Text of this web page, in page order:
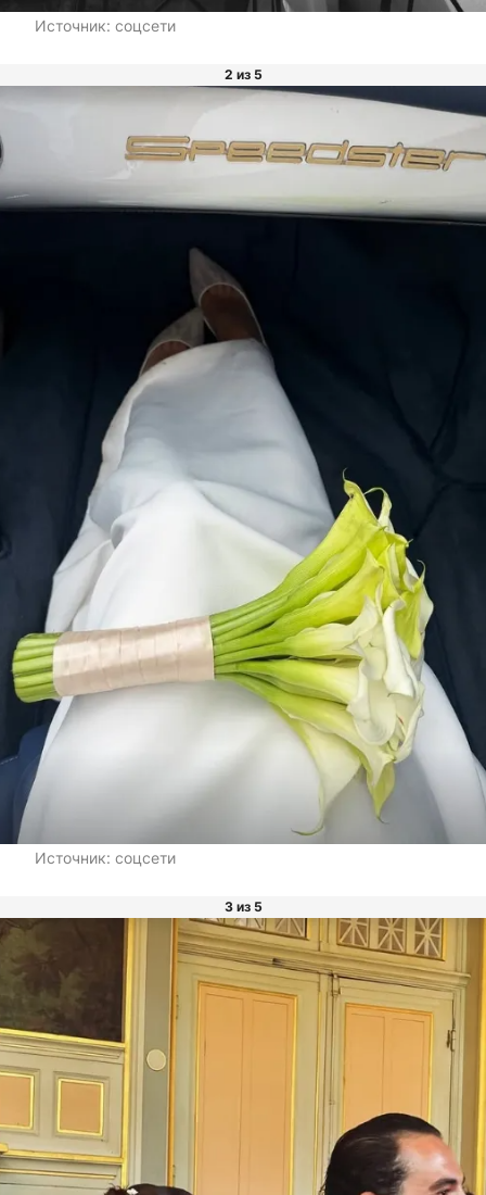
Источник: соцсети
2 из 5
Источник: соцсети
3 из 5